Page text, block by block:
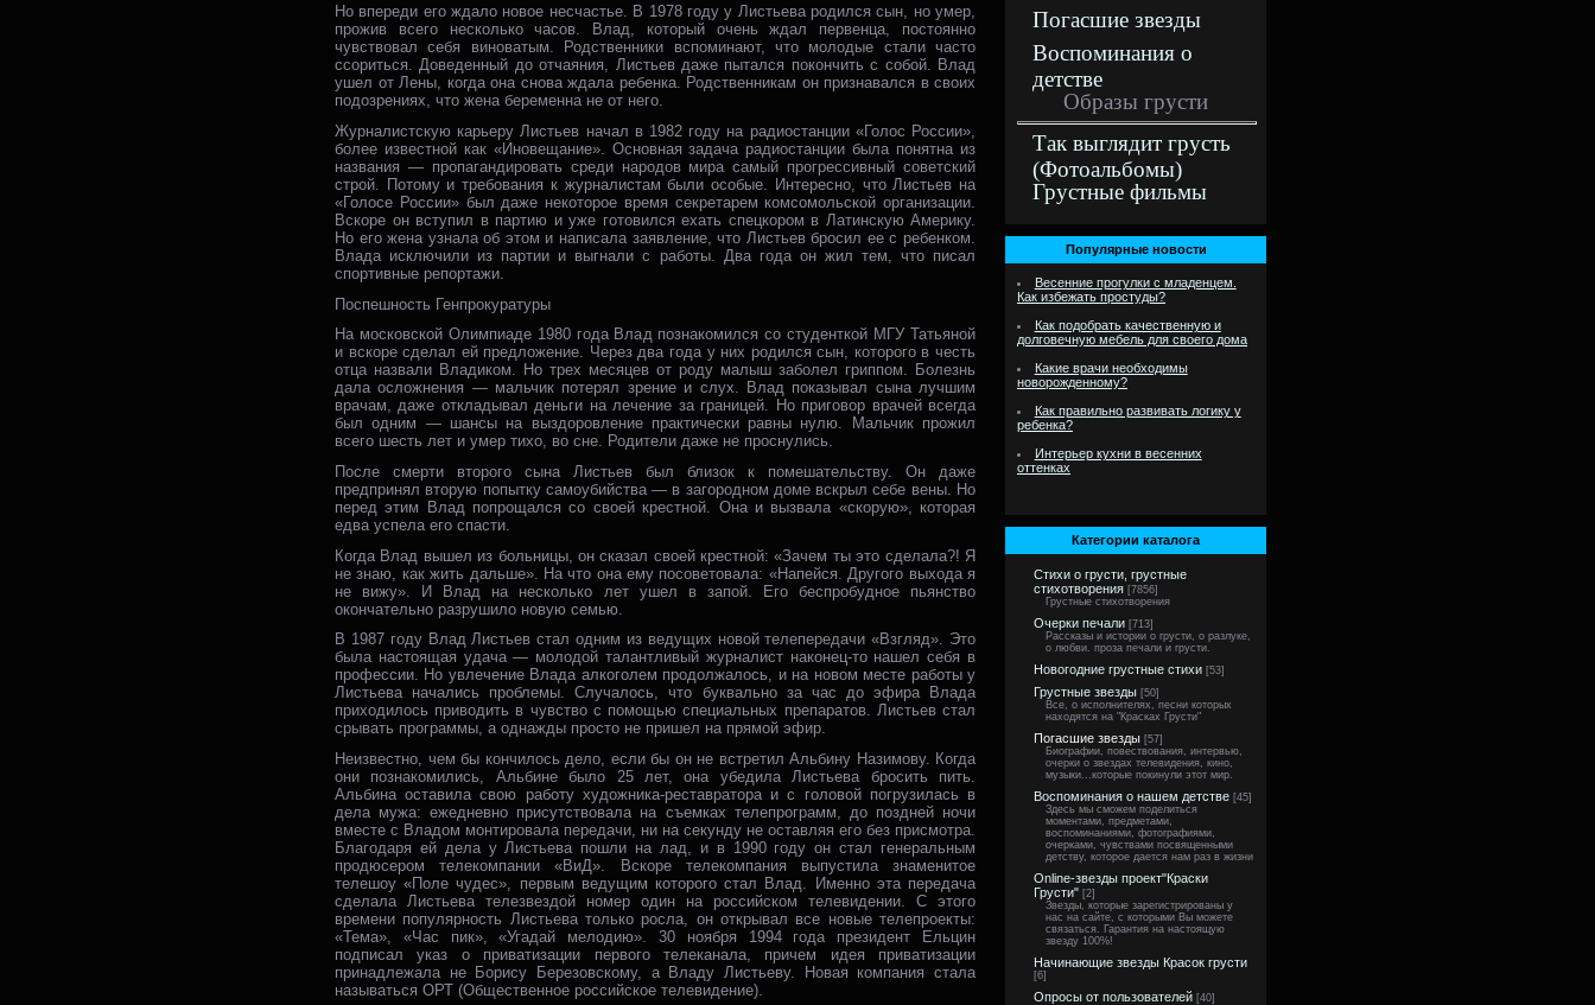
Но впереди его ждало новое несчастье. В 1978 году у Листьева родился сын, но умер,
прожив всего несколько часов. Влад, который очень ждал первенца, постоянно
чувствовал себя виноватым. Родственники вспоминают, что молодые стали часто
ссориться. Доведенный до отчаяния, Листьев даже пытался покончить с собой. Влад
ушел от Лены, когда она снова ждала ребенка. Родственникам он признавался в своих
подозрениях, что жена беременна не от него.
Журналистскую карьеру Листьев начал в 1982 году на радиостанции «Голос России»,
более известной как «Иновещание». Основная задача радиостанции была понятна из
названия — пропагандировать среди народов мира самый прогрессивный советский
строй. Потому и требования к журналистам были особые. Интересно, что Листьев на
«Голосе России» был даже некоторое время секретарем комсомольской организации.
Вскоре он вступил в партию и уже готовился ехать спецкором в Латинскую Америку.
Но его жена узнала об этом и написала заявление, что Листьев бросил ее с ребенком.
Влада исключили из партии и выгнали с работы. Два года он жил тем, что писал
спортивные репортажи.
Поспешность Генпрокуратуры
На московской Олимпиаде 1980 года Влад познакомился со студенткой МГУ Татьяной
и вскоре сделал ей предложение. Через два года у них родился сын, которого в честь
отца назвали Владиком. Но трех месяцев от роду малыш заболел гриппом. Болезнь
дала осложнения — мальчик потерял зрение и слух. Влад показывал сына лучшим
врачам, даже откладывал деньги на лечение за границей. Но приговор врачей всегда
был одним — шансы на выздоровление практически равны нулю. Мальчик прожил
всего шесть лет и умер тихо, во сне. Родители даже не проснулись.
После смерти второго сына Листьев был близок к помешательству. Он даже
предпринял вторую попытку самоубийства — в загородном доме вскрыл себе вены. Но
перед этим Влад попрощался со своей крестной. Она и вызвала «скорую», которая
едва успела его спасти.
Когда Влад вышел из больницы, он сказал своей крестной: «Зачем ты это сделала?! Я
не знаю, как жить дальше». На что она ему посоветовала: «Напейся. Другого выхода я
не вижу». И Влад на несколько лет ушел в запой. Его беспробудное пьянство
окончательно разрушило новую семью.
В 1987 году Влад Листьев стал одним из ведущих новой телепередачи «Взгляд». Это
была настоящая удача — молодой талантливый журналист наконец-то нашел себя в
профессии. Но увлечение Влада алкоголем продолжалось, и на новом месте работы у
Листьева начались проблемы. Случалось, что буквально за час до эфира Влада
приходилось приводить в чувство с помощью специальных препаратов. Листьев стал
срывать программы, а однажды просто не пришел на прямой эфир.
Неизвестно, чем бы кончилось дело, если бы он не встретил Альбину Назимову. Когда
они познакомились, Альбине было 25 лет, она убедила Листьева бросить пить.
Альбина оставила свою работу художника-реставратора и с головой погрузилась в
дела мужа: ежедневно присутствовала на съемках телепрограмм, до поздней ночи
вместе с Владом монтировала передачи, ни на секунду не оставляя его без присмотра.
Благодаря ей дела у Листьева пошли на лад, и в 1990 году он стал генеральным
продюсером телекомпании «ВиД». Вскоре телекомпания выпустила знаменитое
телешоу «Поле чудес», первым ведущим которого стал Влад. Именно эта передача
сделала Листьева телезвездой номер один на российском телевидении. С этого
времени популярность Листьева только росла, он открывал все новые телепроекты:
«Тема», «Час пик», «Угадай мелодию». 30 ноября 1994 года президент Ельцин
подписал указ о приватизации первого телеканала, причем идея приватизации
принадлежала не Борису Березовскому, а Владу Листьеву. Новая компания стала
называться ОРТ (Общественное российское телевидение).
Погасшие звезды
Воспоминания о
детстве
Образы грусти
Так выглядит грусть
(Фотоальбомы)
Грустные фильмы
Популярные новости
Весенние прогулки с младенцем.
Как избежать простуды?
Как подобрать качественную и
долговечную мебель для своего дома
Какие врачи необходимы
новорожденному?
Как правильно развивать логику у
ребенка?
Интерьер кухни в весенних
оттенках
Категории каталога
Стихи о грусти, грустные
стихотворения [7856]
Грустные стихотворения
Очерки печали [713]
Рассказы и истории о грусти, о разлуке,
о любви. проза печали и грусти.
Новогодние грустные стихи [53]
Грустные звезды [50]
Все, о исполнителях, песни которых
находятся на "Красках Грусти"
Погасшие звезды [57]
Биографии, повествования, интервью,
очерки о звездах телевидения, кино,
музыки...которые покинули этот мир.
Воспоминания о нашем детстве [45]
Здесь мы сможем поделиться
моментами, предметами,
воспоминаниями, фотографиями,
очерками, чувствами посвященными
детству, которое дается нам раз в жизни
Online-звезды проект"Краски
Грусти" [2]
Звезды, которые зарегистрированы у
нас на сайте, с которыми Вы можете
связаться. Гарантия на настоящую
звезду 100%!
Начинающие звезды Красок грусти
[6]
Опросы от пользователей [40]